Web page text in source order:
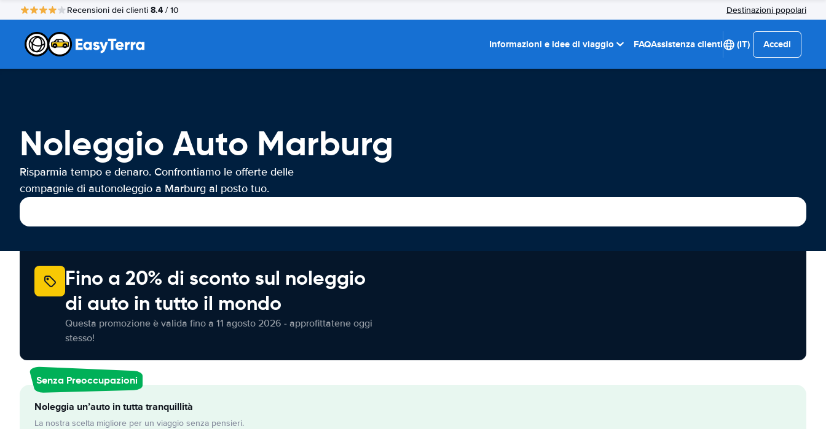
Recensioni dei clienti 8.4 / 10 Destinazioni popolari
Informazioni e idee di viaggio FAQAssistenza clienti (IT) Accedi
Noleggio Auto Marburg
Risparmia tempo e denaro. Confrontiamo le offerte delle
compagnie di autonoleggio a Marburg al posto tuo.
Fino a 20% di sconto sul noleggio
di auto in tutto il mondo
Questa promozione è valida fino a 11 agosto 2026 - approfittatene oggi
stesso!
Senza Preoccupazioni
Noleggia un’auto in tutta tranquillità
La nostra scelta migliore per un viaggio senza pensieri.